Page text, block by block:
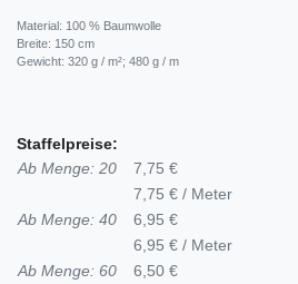
Material: 100 % Baumwolle
Breite: 150 cm
Gewicht: 320 g / m²; 480 g / m
Staffelpreise:
Ab Menge: 20
7,75 €
7,75 € / Meter
Ab Menge: 40
6,95 €
6,95 € / Meter
Ab Menge: 60
6,50 €